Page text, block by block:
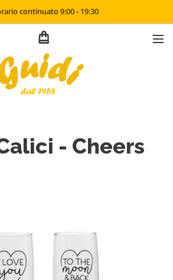
continuato 9:00 - 19:30
- Cheers